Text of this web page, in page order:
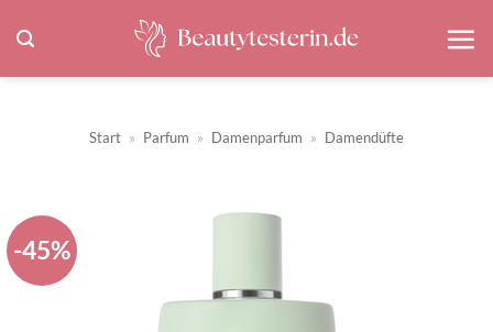
Inhalt
springen
Start » Parfum » Damenparfum » Damendüfte
-45%